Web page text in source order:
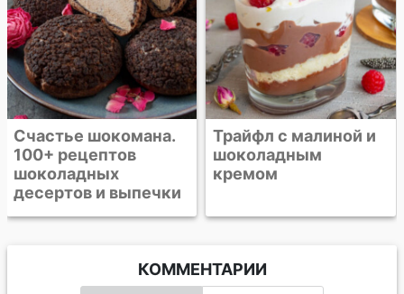
Трайфл с малиной и
шоколадным
кремом
КОММЕНТАРИИ